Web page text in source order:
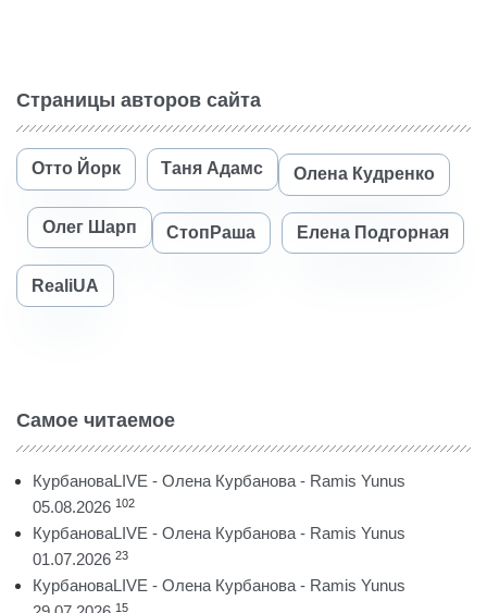
Страницы авторов сайта
Отто Йорк Таня Адамс Олена Кудренко
Олег Шарп СтопРаша Елена Подгорная
RealiUA
Самое читаемое
КурбановаLIVE - Олена Курбанова - Ramis Yunus
05.08.2026 102
КурбановаLIVE - Олена Курбанова - Ramis Yunus
01.07.2026 23
КурбановаLIVE - Олена Курбанова - Ramis Yunus
15